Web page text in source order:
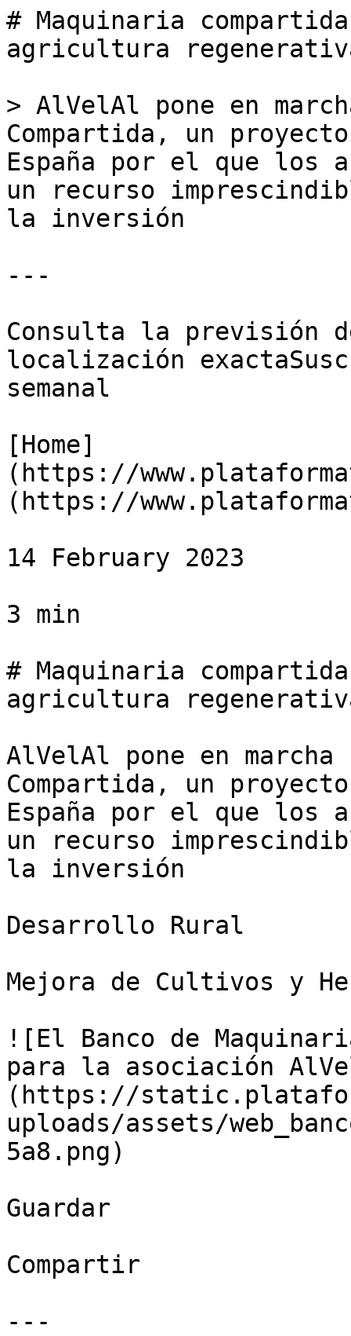
# Maquinaria
agricultura
> AlVelAl pone en
Compartida, un
España por el que los
un recurso
la inversión
---
Consulta la previsión
localización
semanal
[Home]
(https://
(https://
14 February 2023
3 min
# Maquinaria
agricultura
AlVelAl pone en marcha
Compartida, un
España por el que los
un recurso
la inversión
Desarrollo Rural
Mejora de Cultivos y
![El Banco de
para la asociación
(https://
uploads/assets/
5a8.png)
Guardar
Compartir
---